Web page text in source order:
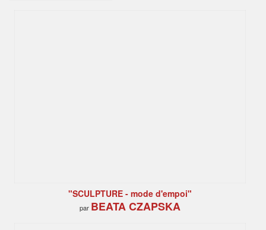
"SCULPTURE - mode d'empoi"
par BEATA CZAPSKA